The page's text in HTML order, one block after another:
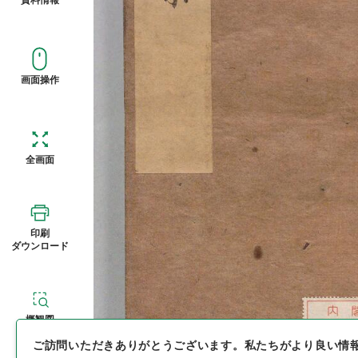
画面操作
全画面
印刷
ダウンロード
概観図
ご訪問いただきありがとうございます。 私たちがより良い情